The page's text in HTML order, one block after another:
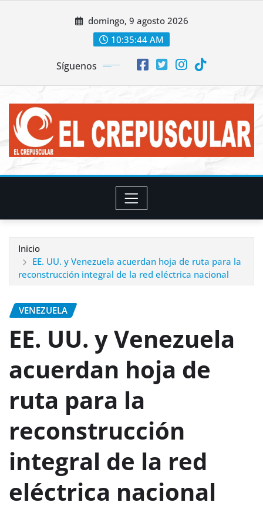
domingo, 9 agosto 2026
10:35:46 AM
Síguenos
Inicio
EE. UU. y Venezuela acuerdan hoja de ruta para la
reconstrucción integral de la red eléctrica nacional
VENEZUELA
EE. UU. y Venezuela
acuerdan hoja de
ruta para la
reconstrucción
integral de la red
eléctrica nacional